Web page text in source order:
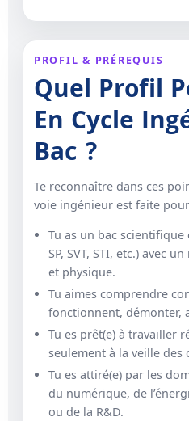
PROFIL & PRÉREQUIS
Quel Profil
En Cycle
Bac ?
Te reconnaître dans ces
voie ingénieur est faite
Tu as un bac
SP, SVT, STI, etc.) avec
et physique.
Tu aimes comprendre
fonctionnent, démonter,
Tu es prêt(e) à travailler
seulement à la veille des
Tu es attiré(e) par les
du numérique, de
ou de la R&D.